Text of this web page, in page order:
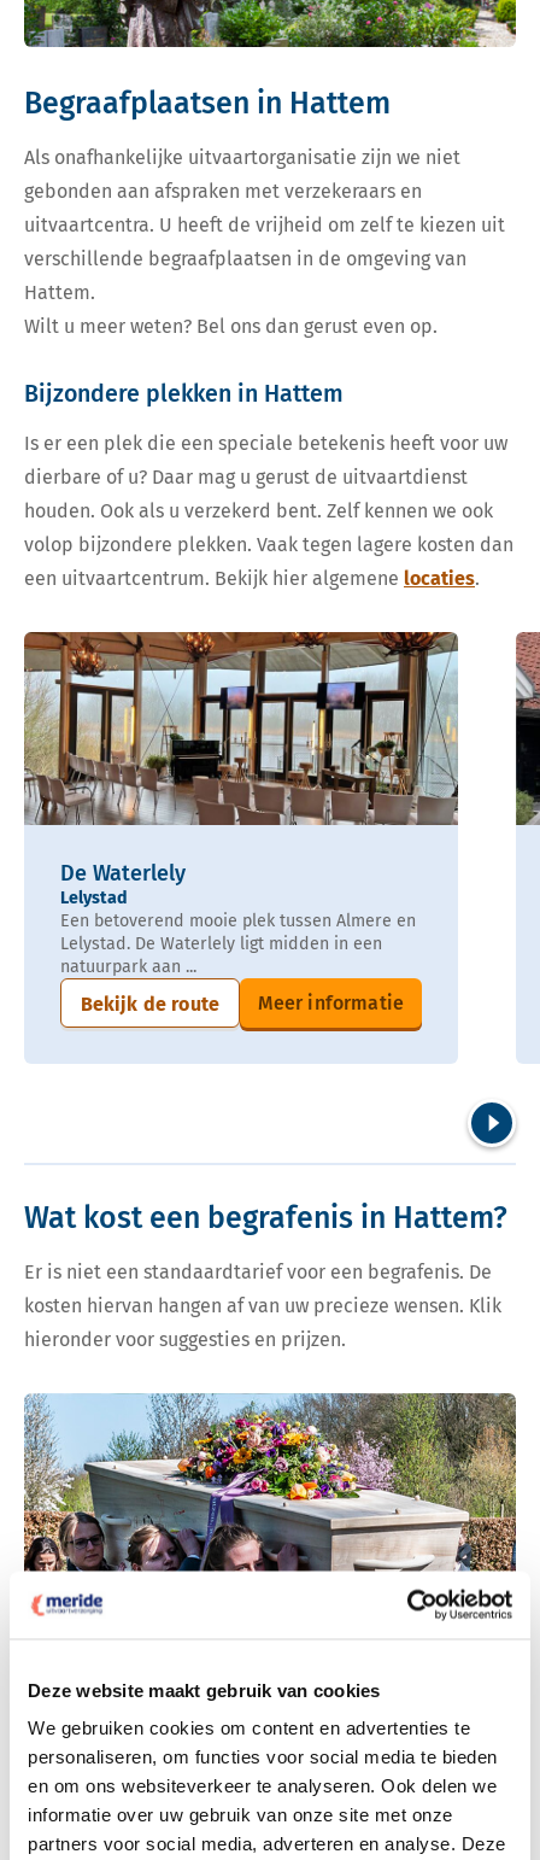
Deze website maakt gebruik van cookies
We gebruiken cookies om content en advertenties te
personaliseren, om functies voor social media te bieden
en om ons websiteverkeer te analyseren. Ook delen we
informatie over uw gebruik van onze site met onze
partners voor social media, adverteren en analyse. Deze
Begraafplaatsen in Hattem
Als onafhankelijke uitvaartorganisatie zijn we niet
gebonden aan afspraken met verzekeraars en
uitvaartcentra. U heeft de vrijheid om zelf te kiezen uit
verschillende begraafplaatsen in de omgeving van
Hattem.
Wilt u meer weten? Bel ons dan gerust even op.
Bijzondere plekken in Hattem
Is er een plek die een speciale betekenis heeft voor uw
dierbare of u? Daar mag u gerust de uitvaartdienst
houden. Ook als u verzekerd bent. Zelf kennen we ook
volop bijzondere plekken. Vaak tegen lagere kosten dan
een uitvaartcentrum. Bekijk hier algemene locaties.
De Waterlely
Lelystad
Een betoverend mooie plek tussen Almere en
Lelystad. De Waterlely ligt midden in een
natuurpark aan ...
Bekijk de route Meer informatie
Wat kost een begrafenis in Hattem?
Er is niet een standaardtarief voor een begrafenis. De
kosten hiervan hangen af van uw precieze wensen. Klik
hieronder voor suggesties en prijzen.
Bekijk tarieven voor begrafenis
Bekijk tarieven voor crematie